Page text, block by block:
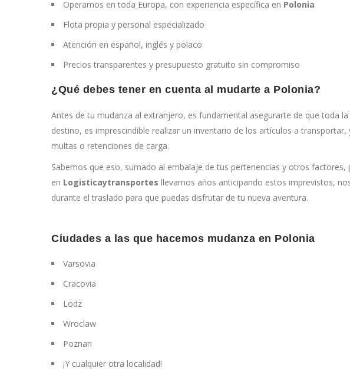
Operamos en toda Europa, con experiencia específica en Polonia
Flota propia y personal especializado
Atención en español, inglés y polaco
Precios transparentes y presupuesto gratuito sin compromiso
¿Qué debes tener en cuenta al mudarte a Polonia?
Antes de tu mudanza al extranjero, es fundamental asegurarte de que toda
destino, es imprescindible realizar un inventario de los artículos a
multas o retenciones de carga.
Sabemos que eso, sumado al embalaje de tus pertenencias y otros
en Logisticaytransportes llevamos años anticipando estos imprevistos,
durante el traslado para que puedas disfrutar de tu nueva aventura.
Ciudades a las que hacemos mudanza en Polonia
Varsovia
Cracovia
Lodz
Wroclaw
Poznan
¡Y cualquier otra localidad!